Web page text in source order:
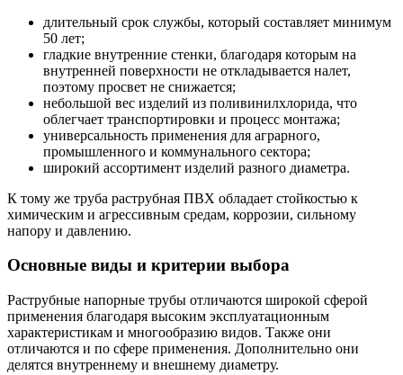
длительный срок службы, который составляет минимум
50 лет;
гладкие внутренние стенки, благодаря которым на
внутренней поверхности не откладывается налет,
поэтому просвет не снижается;
небольшой вес изделий из поливинилхлорида, что
облегчает транспортировки и процесс монтажа;
универсальность применения для аграрного,
промышленного и коммунального сектора;
широкий ассортимент изделий разного диаметра.
К тому же труба раструбная ПВХ обладает стойкостью к
химическим и агрессивным средам, коррозии, сильному
напору и давлению.
Основные виды и критерии выбора
Раструбные напорные трубы отличаются широкой сферой
применения благодаря высоким эксплуатационным
характеристикам и многообразию видов. Также они
отличаются и по сфере применения. Дополнительно они
делятся внутреннему и внешнему диаметру.